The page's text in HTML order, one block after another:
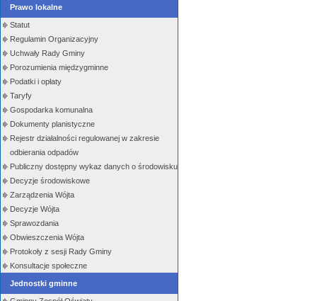
Prawo lokalne
Statut
Regulamin Organizacyjny
Uchwały Rady Gminy
Porozumienia międzygminne
Podatki i opłaty
Taryfy
Gospodarka komunalna
Dokumenty planistyczne
Rejestr działalności regulowanej w zakresie
odbierania odpadów
Publiczny dostępny wykaz danych o środowisku
Decyzje środowiskowe
Zarządzenia Wójta
Decyzje Wójta
Sprawozdania
Obwieszczenia Wójta
Protokoły z sesji Rady Gminy
Konsultacje społeczne
Jednostki gminne